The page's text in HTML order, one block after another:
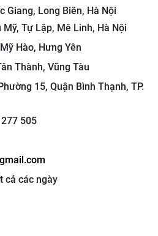
Giang, Long Biên, Hà Nội
Tự Lập, Mê Linh, Hà Nội
Hào, Hưng Yên
Thành, Vũng Tàu
15, Quận Bình Thạnh, TP.
505
cả các ngày